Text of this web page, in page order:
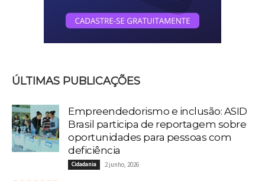
ÚLTIMAS PUBLICAÇÕES
Empreendedorismo e inclusão: ASID
Brasil participa de reportagem sobre
oportunidades para pessoas com
deficiência
Cidadania 2 junho, 2026